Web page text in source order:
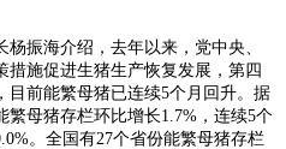
振海介绍，去年以来，党中央、
措施促进生猪生产恢复发展，第四
目前能繁母猪已连续5个月回升。据
繁母猪存栏环比增长1.7%，连续5个
。全国有27个省份能繁母猪存栏